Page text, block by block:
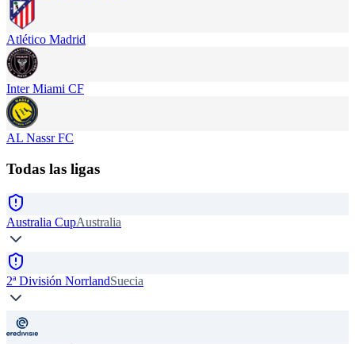
Atlético Madrid
Inter Miami CF
AL Nassr FC
Todas las ligas
Australia CupAustralia
2ª División NorrlandSuecia